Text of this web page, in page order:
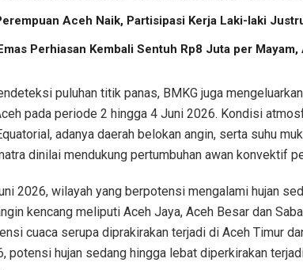
Aceh Naik, Partisipasi Kerja Laki-laki
Perhiasan Kembali Sentuh Rp8 Juta per
puluhan titik panas, BMKG juga
pada periode 2 hingga 4 Juni 2026. Kondisi
adanya daerah belokan angin, serta suhu
dinilai mendukung pertumbuhan awan konvektif
2026, wilayah yang berpotensi mengalami hujan
kencang meliputi Aceh Jaya, Aceh Besar dan
cuaca serupa diprakirakan terjadi di Aceh Timur
potensi hujan sedang hingga lebat diperkirakan